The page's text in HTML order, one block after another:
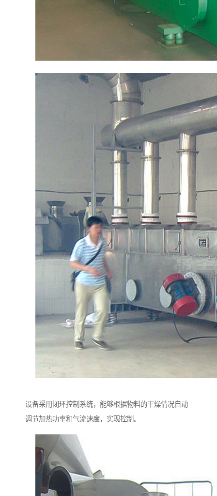
设备采用闭环控制系统，能够根据物料的干燥情况自动
调节加热功率和气流速度，实现控制。